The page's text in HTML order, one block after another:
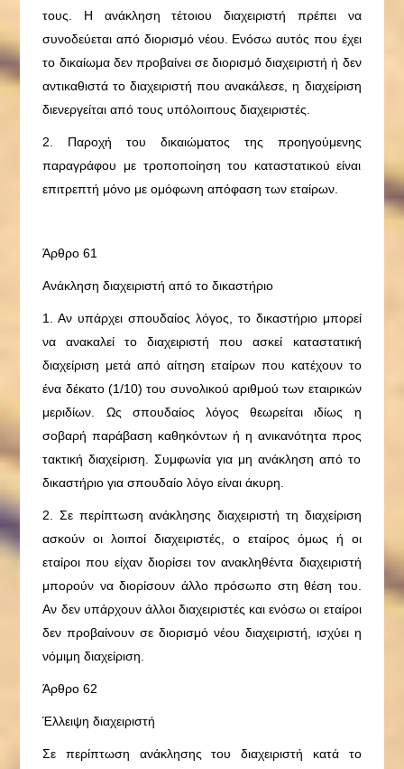
τους. Η ανάκληση τέτοιου διαχειριστή πρέπει να
συνοδεύεται από διορισμό νέου. Ενόσω αυτός που έχει
το δικαίωμα δεν προβαίνει σε διορισμό διαχειριστή ή δεν
αντικαθιστά το διαχειριστή που ανακάλεσε, η διαχείριση
διενεργείται από τους υπόλοιπους διαχειριστές.
2. Παροχή του δικαιώματος της προηγούμενης
παραγράφου με τροποποίηση του καταστατικού είναι
επιτρεπτή μόνο με ομόφωνη απόφαση των εταίρων.
Άρθρο 61
Ανάκληση διαχειριστή από το δικαστήριο
1. Αν υπάρχει σπουδαίος λόγος, το δικαστήριο μπορεί
να ανακαλεί το διαχειριστή που ασκεί καταστατική
διαχείριση μετά από αίτηση εταίρων που κατέχουν το
ένα δέκατο (1/10) του συνολικού αριθμού των εταιρικών
μεριδίων. Ως σπουδαίος λόγος θεωρείται ιδίως η
σοβαρή παράβαση καθηκόντων ή η ανικανότητα προς
τακτική διαχείριση. Συμφωνία για μη ανάκληση από το
δικαστήριο για σπουδαίο λόγο είναι άκυρη.
2. Σε περίπτωση ανάκλησης διαχειριστή τη διαχείριση
ασκούν οι λοιποί διαχειριστές, ο εταίρος όμως ή οι
εταίροι που είχαν διορίσει τον ανακληθέντα διαχειριστή
μπορούν να διορίσουν άλλο πρόσωπο στη θέση του.
Αν δεν υπάρχουν άλλοι διαχειριστές και ενόσω οι εταίροι
δεν προβαίνουν σε διορισμό νέου διαχειριστή, ισχύει η
νόμιμη διαχείριση.
Άρθρο 62
Έλλειψη διαχειριστή
Σε περίπτωση ανάκλησης του διαχειριστή κατά το